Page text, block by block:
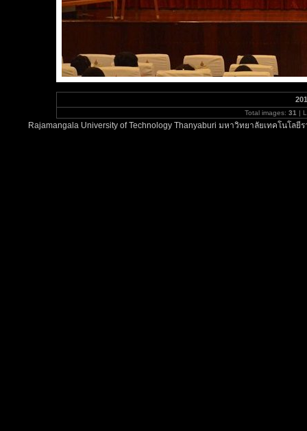
Total images: 31 |
Rajamangala University of Technology Thanyaburi มหาวิทยาลัยเทคโนโ